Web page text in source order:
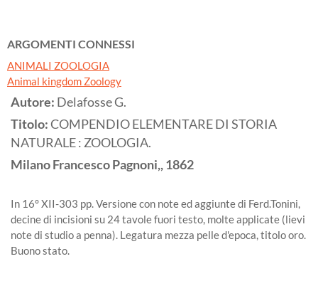
ARGOMENTI CONNESSI
ANIMALI ZOOLOGIA
Animal kingdom Zoology
Autore: Delafosse G.
Titolo:COMPENDIO ELEMENTARE DI STORIA
NATURALE : ZOOLOGIA.
MilanoFrancesco Pagnoni,,1862
In 16° XII-303 pp. Versione con note ed aggiunte di Ferd.Tonini,
decine di incisioni su 24 tavole fuori testo, molte applicate (lievi
note di studio a penna). Legatura mezza pelle d'epoca, titolo oro.
Buono stato.